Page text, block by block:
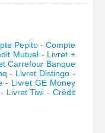
Pepito -Compte
Mutuel- Livret +
Carrefour Banque
- Livret Distingo -
- Livret GE Money
- Livret Tiwi - Crédit